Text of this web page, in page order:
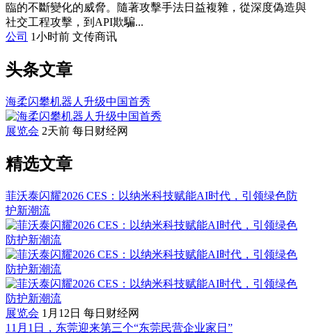
臨的不斷變化的威脅。隨著攻擊手法日益複雜，從深度偽造與
社交工程攻擊，到API欺騙...
公司 1小时前 文传商讯
头条文章
海柔闪攀机器人升级中国首秀
展览会 2天前 每日财经网
精选文章
菲沃泰闪耀2026 CES：以纳米科技赋能AI时代，引领绿色防
护新潮流
展览会 1月12日 每日财经网
11月1日，东莞迎来第三个“东莞民营企业家日”